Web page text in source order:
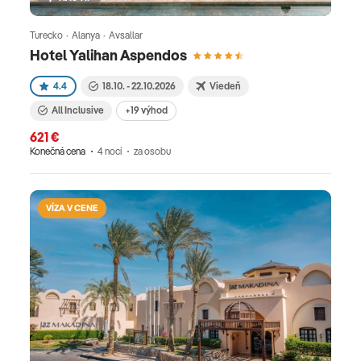
Hotel Yalihan Aspendos
Turecko · Alanya · Avsallar
4.4 18.10. - 22.10.2026 Viedeň
All Inclusive +19 výhod
621 €
Konečná cena 4 nocí za osobu
VÍZA V CENE